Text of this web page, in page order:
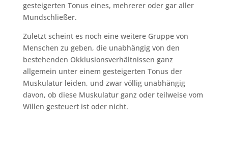
gesteigerten Tonus eines, mehrerer oder gar aller
Mundschließer.
Zuletzt scheint es noch eine weitere Gruppe von
Menschen zu geben, die unabhängig von den
bestehenden Okklusionsverhältnissen ganz
allgemein unter einem gesteigerten Tonus der
Muskulatur leiden, und zwar völlig unabhängig
davon, ob diese Muskulatur ganz oder teilweise vom
Willen gesteuert ist oder nicht.